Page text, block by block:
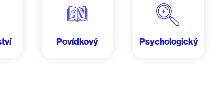
Povídkový Psychologický